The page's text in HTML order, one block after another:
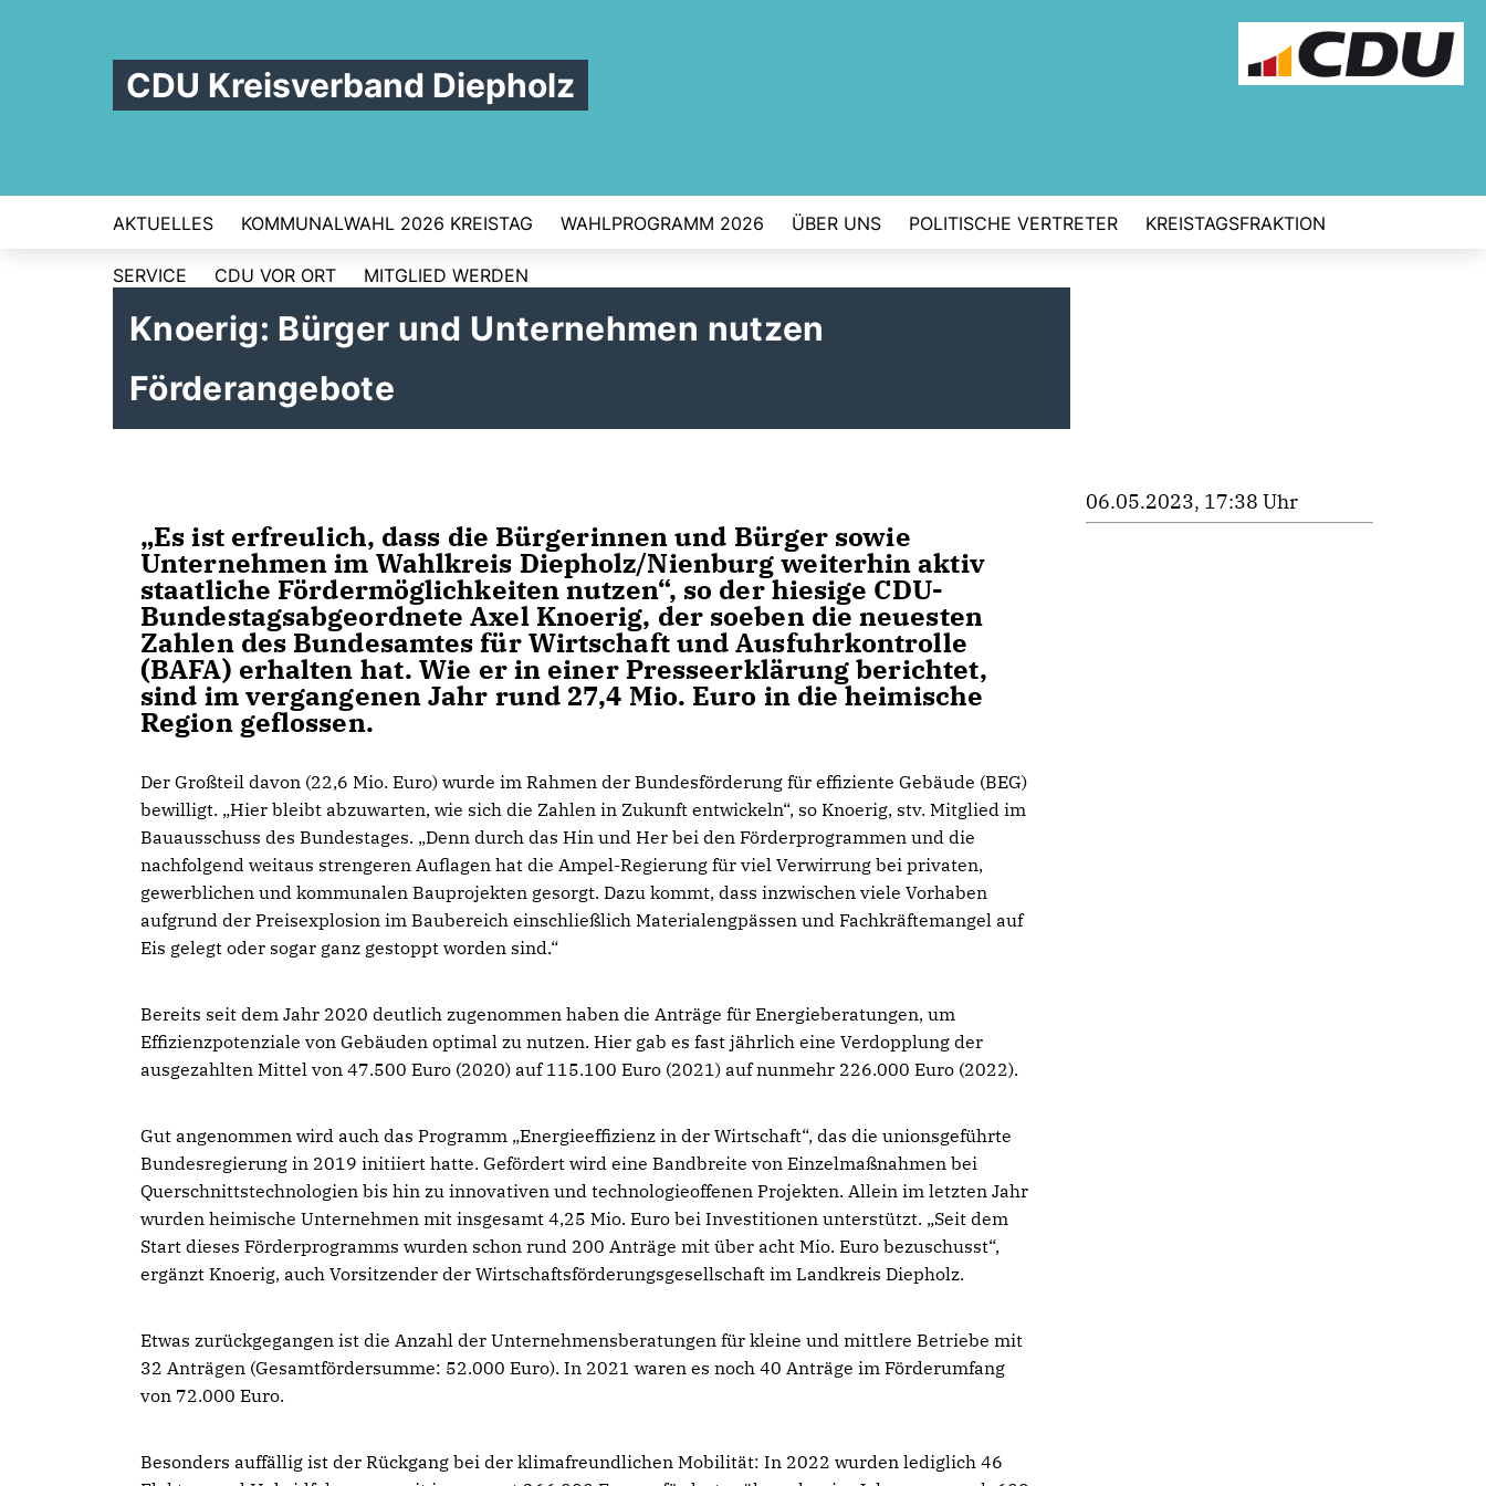
CDU Kreisverband Diepholz
AKTUELLES KOMMUNALWAHL 2026 KREISTAG WAHLPROGRAMM 2026 ÜBER UNS POLITISCHE VERTRETER KREISTAGSFRAKTION
SERVICE CDU VOR ORT MITGLIED WERDEN
Knoerig: Bürger und Unternehmen nutzen
Förderangebote
Es ist erfreulich, dass die Bürgerinnen und Bürger sowie
Unternehmen im Wahlkreis Diepholz/Nienburg weiterhin aktiv
staatliche Fördermöglichkeiten nutzen“, so der hiesige CDU-
Bundestagsabgeordnete Axel Knoerig, der soeben die neuesten
Zahlen des Bundesamtes für Wirtschaft und Ausfuhrkontrolle
(BAFA) erhalten hat. Wie er in einer Presseerklärung berichtet,
sind im vergangenen Jahr rund 27,4 Mio. Euro in die heimische
Region geflossen.
Der Großteil davon (22,6 Mio. Euro) wurde im Rahmen der Bundesförderung für effiziente Gebäude (BEG)
bewilligt. „Hier bleibt abzuwarten, wie sich die Zahlen in Zukunft entwickeln“, so Knoerig, stv. Mitglied im
Bauausschuss des Bundestages. „Denn durch das Hin und Her bei den Förderprogrammen und die
nachfolgend weitaus strengeren Auflagen hat die Ampel-Regierung für viel Verwirrung bei privaten,
gewerblichen und kommunalen Bauprojekten gesorgt. Dazu kommt, dass inzwischen viele Vorhaben
aufgrund der Preisexplosion im Baubereich einschließlich Materialengpässen und Fachkräftemangel auf
Eis gelegt oder sogar ganz gestoppt worden sind.“
Bereits seit dem Jahr 2020 deutlich zugenommen haben die Anträge für Energieberatungen, um
Effizienzpotenziale von Gebäuden optimal zu nutzen. Hier gab es fast jährlich eine Verdopplung der
ausgezahlten Mittel von 47.500 Euro (2020) auf 115.100 Euro (2021) auf nunmehr 226.000 Euro (2022).
Gut angenommen wird auch das Programm „Energieeffizienz in der Wirtschaft“, das die unionsgeführte
Bundesregierung in 2019 initiiert hatte. Gefördert wird eine Bandbreite von Einzelmaßnahmen bei
Querschnittstechnologien bis hin zu innovativen und technologieoffenen Projekten. Allein im letzten Jahr
wurden heimische Unternehmen mit insgesamt 4,25 Mio. Euro bei Investitionen unterstützt. „Seit dem
Start dieses Förderprogramms wurden schon rund 200 Anträge mit über acht Mio. Euro bezuschusst“,
ergänzt Knoerig, auch Vorsitzender der Wirtschaftsförderungsgesellschaft im Landkreis Diepholz.
Etwas zurückgegangen ist die Anzahl der Unternehmensberatungen für kleine und mittlere Betriebe mit
32 Anträgen (Gesamtfördersumme: 52.000 Euro). In 2021 waren es noch 40 Anträge im Förderumfang
von 72.000 Euro.
Besonders auffällig ist der Rückgang bei der klimafreundlichen Mobilität: In 2022 wurden lediglich 46
06.05.2023, 17:38 Uhr